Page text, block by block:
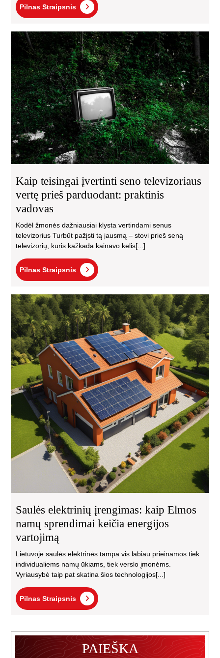
Pilnas Straipsnis
Pilnas
Straipsnis
Kaip teisingai įvertinti seno televizoriaus
vertę prieš parduodant: praktinis
vadovas
Kodėl žmonės dažniausiai klysta vertindami senus
televizorius Turbūt pažįsti tą jausmą – stovi prieš seną
televizorių, kuris kažkada kainavo kelis[...]
Pilnas Straipsnis
Pilnas
Straipsnis
Saulės elektrinių įrengimas: kaip Elmos
namų sprendimai keičia energijos
vartojimą
Lietuvoje saulės elektrinės tampa vis labiau prieinamos tiek
individualiems namų ūkiams, tiek verslo įmonėms.
Vyriausybė taip pat skatina šios technologijos[...]
Pilnas Straipsnis
Pilnas
Straipsnis
PAIEŠKA